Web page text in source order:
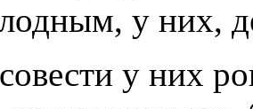
у них,
у них